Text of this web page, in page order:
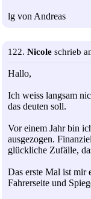
lg von Andreas
122. Nicole schrieb
Hallo,
Ich weiss langsam
das deuten soll.
Vor einem Jahr bin
ausgezogen.
glückliche Zufälle,
Das erste Mal ist mir
Fahrerseite und